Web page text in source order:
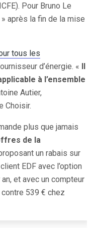
Pour Bruno Le
après la fin de la mise
tous les
d’énergie. « Il
à l’ensemble
Autier,
Choisir.
plus que jamais
de la
un rabais sur
EDF avec l’option
et avec un compteur
539 € chez